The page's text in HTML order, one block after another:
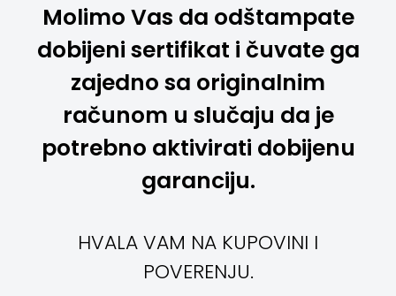
Molimo Vas da odštampate
dobijeni sertifikat i čuvate ga
zajedno sa originalnim
računom u slučaju da je
potrebno aktivirati dobijenu
garanciju.
HVALA VAM NA KUPOVINI I
POVERENJU.